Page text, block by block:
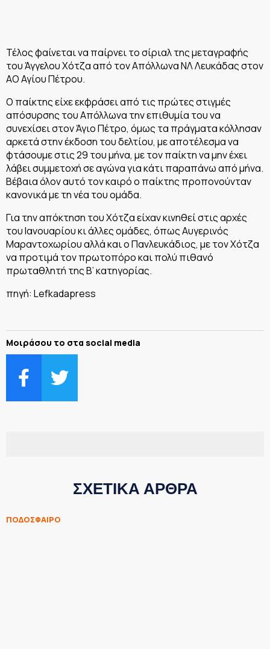
Τέλος φαίνεται να παίρνει το σίριαλ της μεταγραφής
του Άγγελου Χότζα από τον Απόλλωνα ΝΛ Λευκάδας στον
ΑΟ Αγίου Πέτρου.
Ο παίκτης είχε εκφράσει από τις πρώτες στιγμές
απόσυρσης του Απόλλωνα την επιθυμία του να
συνεχίσει στον Άγιο Πέτρο, όμως τα πράγματα κόλλησαν
αρκετά στην έκδοση του δελτίου, με αποτέλεσμα να
φτάσουμε στις 29 του μήνα, με τον παίκτη να μην έχει
λάβει συμμετοχή σε αγώνα για κάτι παραπάνω από μήνα.
Βέβαια όλον αυτό τον καιρό ο παίκτης προπονούνταν
κανονικά με τη νέα του ομάδα.
Για την απόκτηση του Χότζα είχαν κινηθεί στις αρχές
του Ιανουαρίου κι άλλες ομάδες, όπως Αυγερινός
Μαραντοχωρίου αλλά και ο Πανλευκάδιος, με τον Χότζα
να προτιμά τον πρωτοπόρο και πολύ πιθανό
πρωταθλητή της Β’ κατηγορίας.
πηγή: Lefkadapress
Μοιράσου το στα social media
ΣΧΕΤΙΚΑ ΑΡΘΡΑ
ΠΟΔΟΣΦΑΙΡΟ